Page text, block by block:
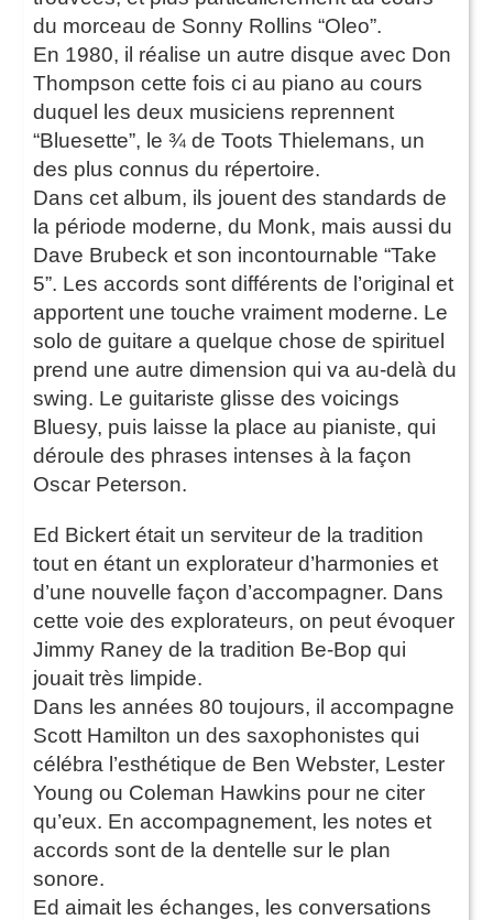
du morceau de Sonny Rollins “Oleo”.
En 1980, il réalise un autre disque avec Don
Thompson cette fois ci au piano au cours
duquel les deux musiciens reprennent
“Bluesette”, le ¾ de Toots Thielemans, un
des plus connus du répertoire.
Dans cet album, ils jouent des standards de
la période moderne, du Monk, mais aussi du
Dave Brubeck et son incontournable “Take
5”. Les accords sont différents de l’original et
apportent une touche vraiment moderne. Le
solo de guitare a quelque chose de spirituel
prend une autre dimension qui va au-delà du
swing. Le guitariste glisse des voicings
Bluesy, puis laisse la place au pianiste, qui
déroule des phrases intenses à la façon
Oscar Peterson.
Ed Bickert était un serviteur de la tradition
tout en étant un explorateur d’harmonies et
d’une nouvelle façon d’accompagner. Dans
cette voie des explorateurs, on peut évoquer
Jimmy Raney de la tradition Be-Bop qui
jouait très limpide.
Dans les années 80 toujours, il accompagne
Scott Hamilton un des saxophonistes qui
célébra l’esthétique de Ben Webster, Lester
Young ou Coleman Hawkins pour ne citer
qu’eux. En accompagnement, les notes et
accords sont de la dentelle sur le plan
sonore.
Ed aimait les échanges, les conversations